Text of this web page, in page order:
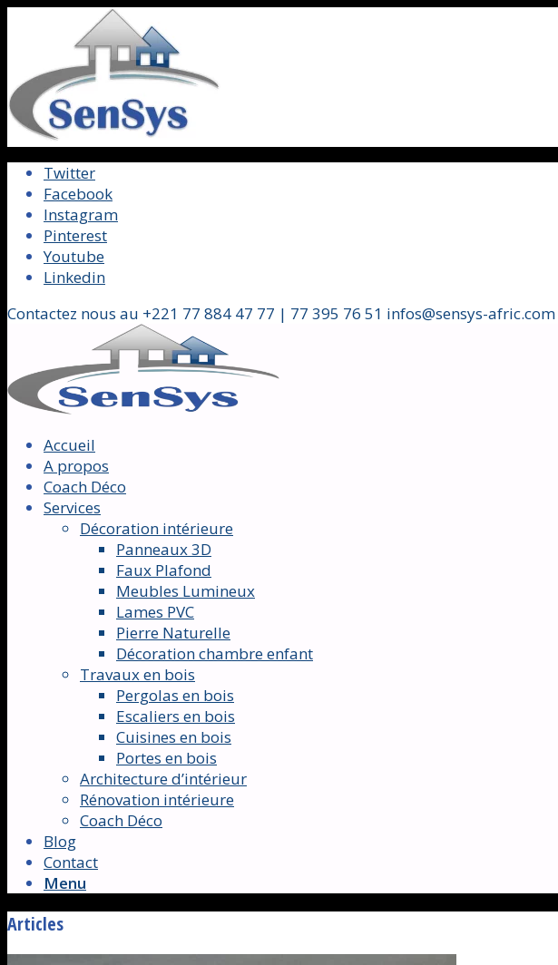
Twitter
Facebook
Instagram
Pinterest
Youtube
Linkedin
Contactez nous au +221 77 884 47 77 | 77 395 76 51 infos@sensys-afric.com
Accueil
A propos
Coach Déco
Services
Décoration intérieure
Panneaux 3D
Faux Plafond
Meubles Lumineux
Lames PVC
Pierre Naturelle
Décoration chambre enfant
Travaux en bois
Pergolas en bois
Escaliers en bois
Cuisines en bois
Portes en bois
Architecture d’intérieur
Rénovation intérieure
Coach Déco
Blog
Contact
Menu
Articles